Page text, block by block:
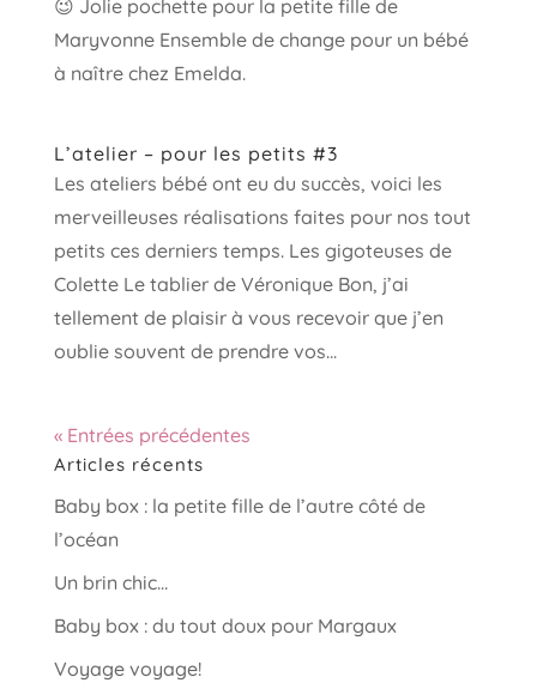
😉 Jolie pochette pour la petite fille de
Maryvonne Ensemble de change pour un bébé
à naître chez Emelda.
L’atelier – pour les petits #3
Les ateliers bébé ont eu du succès, voici les
merveilleuses réalisations faites pour nos tout
petits ces derniers temps. Les gigoteuses de
Colette Le tablier de Véronique Bon, j’ai
tellement de plaisir à vous recevoir que j’en
oublie souvent de prendre vos...
« Entrées précédentes
Articles récents
Baby box : la petite fille de l’autre côté de
l’océan
Un brin chic…
Baby box : du tout doux pour Margaux
Voyage voyage!